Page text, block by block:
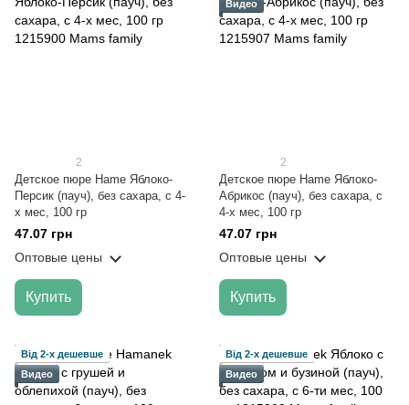
2
Детское пюре Hame Яблоко-
Персик (пауч), без сахара, с 4-
х мес, 100 гр
47.07 грн
Оптовые цены
Купить
Видео
2
Детское пюре Hame Яблоко-
Абрикос (пауч), без сахара, с
4-х мес, 100 гр
47.07 грн
Оптовые цены
Купить
Від 2-х дешевше
Видео
Від 2-х дешевше
Видео